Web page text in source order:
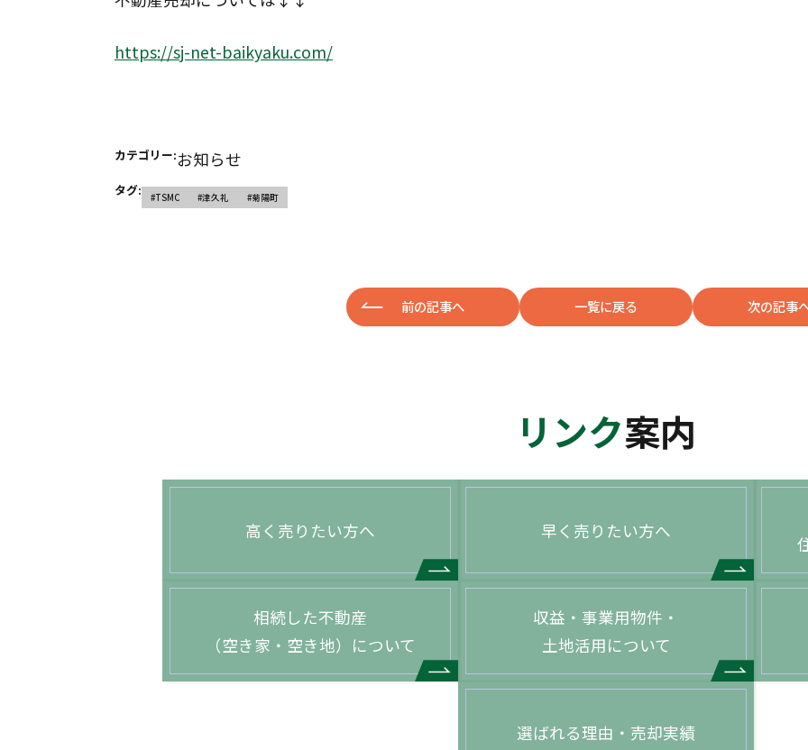
https://sj-net-baikyaku.com/
カテゴリー:お知らせ
タグ: #TSMC #津久礼 #菊陽町
前の記事へ 一覧に戻る 次の記事
リンク案内
高く売りたい方へ 早く売りたい方へ
相続した不動産
（空き家・空き地）について
収益・事業用物件・
土地活用について
選ばれる理由・売却実績